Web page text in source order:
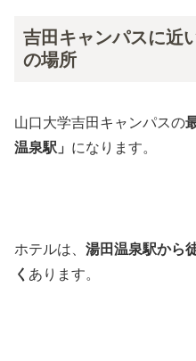
吉田キャンパスに近
の場所
山口大学吉田キャンパスの
温泉駅」 になります。
ホテルは、 湯田温泉駅から
く あります。